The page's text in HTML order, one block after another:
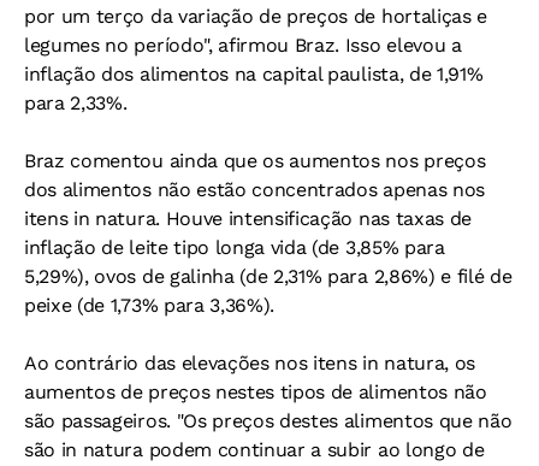
por um terço da variação de preços de hortaliças e
legumes no período", afirmou Braz. Isso elevou a
inflação dos alimentos na capital paulista, de 1,91%
para 2,33%.
Braz comentou ainda que os aumentos nos preços
dos alimentos não estão concentrados apenas nos
itens in natura. Houve intensificação nas taxas de
inflação de leite tipo longa vida (de 3,85% para
5,29%), ovos de galinha (de 2,31% para 2,86%) e filé de
peixe (de 1,73% para 3,36%).
Ao contrário das elevações nos itens in natura, os
aumentos de preços nestes tipos de alimentos não
são passageiros. "Os preços destes alimentos que não
são in natura podem continuar a subir ao longo de